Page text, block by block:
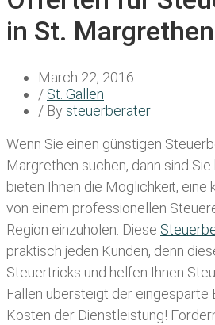
in St. Margrethen
March 22, 2016
/ St. Gallen
/ By steuerberater
Wenn Sie einen günstigen
Margrethen suchen, dann sind
bieten Ihnen die Möglichkeit,
von einem professionellen
Region einzuholen. Diese
praktisch jeden Kunden, denn
Steuertricks und helfen Ihnen
Fällen übersteigt der eingesparte
Kosten der Dienstleistung!